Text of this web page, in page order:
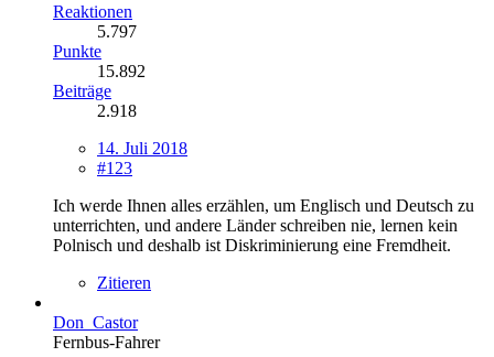
Reaktionen
5.797
Punkte
15.892
Beiträge
2.918
14. Juli 2018
#123
Ich werde Ihnen alles erzählen, um Englisch und Deutsch zu
unterrichten, und andere Länder schreiben nie, lernen kein
Polnisch und deshalb ist Diskriminierung eine Fremdheit.
Zitieren
Don_Castor
Fernbus-Fahrer